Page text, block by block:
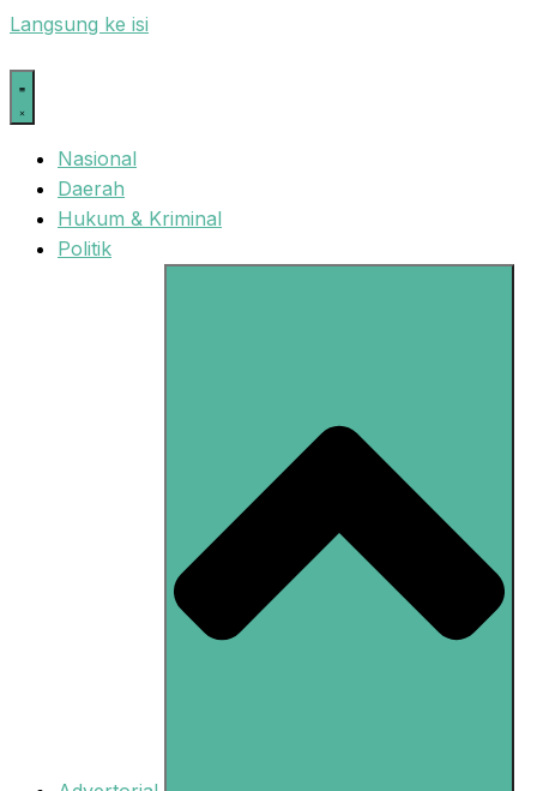
Langsung ke isi
Nasional
Daerah
Hukum & Kriminal
Politik